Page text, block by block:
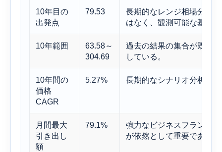
10年目の
出発点
79.53
長期的なレンジ相場分析
はなく、観測可能な基準
10年範囲
63.58～
304.69
過去の結果の集合が既に
している。
10年間の
価格
CAGR
5.27% 長期的なシナリオ分析の
月間最大
引き出し
額
79.1%
強力なビジネスフランチ
が依然として重要である